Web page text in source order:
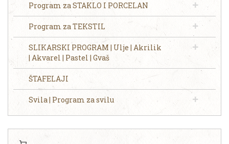
Program za STAKLO I PORCELAN
Program za TEKSTIL
SLIKARSKI PROGRAM | Ulje | Akrilik
| Akvarel | Pastel | Gvaš
ŠTAFELAJI
Svila | Program za svilu